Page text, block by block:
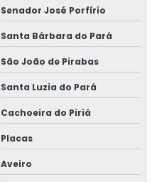
Senador José Porfírio
Santa Bárbara do Pará
São João de Pirabas
Santa Luzia do Pará
Cachoeira do Piriá
Placas
Aveiro